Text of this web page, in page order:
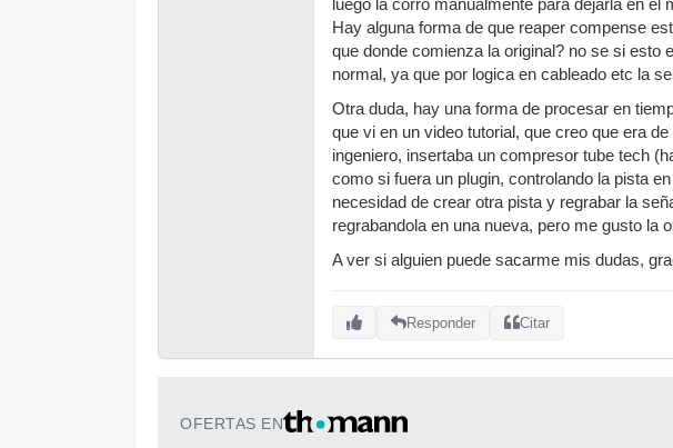
luego la corro manualmente para dejarla en el
Hay alguna forma de que reaper compense
que donde comienza la original? no se si esto
normal, ya que por logica en cableado etc la
Otra duda, hay una forma de procesar en
que vi en un video tutorial, que creo que era
ingeniero, insertaba un compresor tube tech
como si fuera un plugin, controlando la pista
necesidad de crear otra pista y regrabar la
regrabandola en una nueva, pero me gusto la
A ver si alguien puede sacarme mis dudas,
Responder Citar
OFERTAS EN